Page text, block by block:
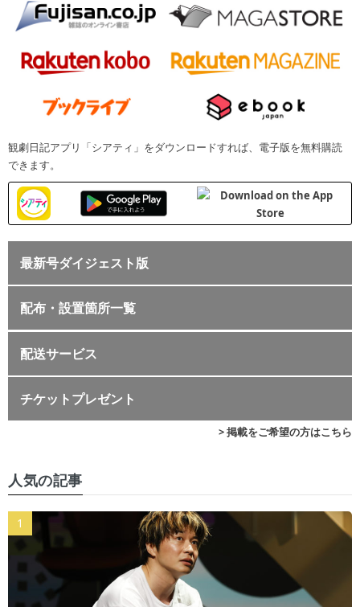
観劇日記アプリ「シアティ」をダウンロードすれば、電子版を無料購読
できます。
最新号ダイジェスト版
配布・設置箇所一覧
配送サービス
チケットプレゼント
> 掲載をご希望の方はこちら
人気の記事